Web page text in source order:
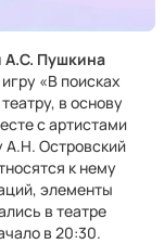
А.С. Пушкина
«В поисках
в основу
с артистами
А.Н. Островский
к нему
элементы
в театре
в 20:30.